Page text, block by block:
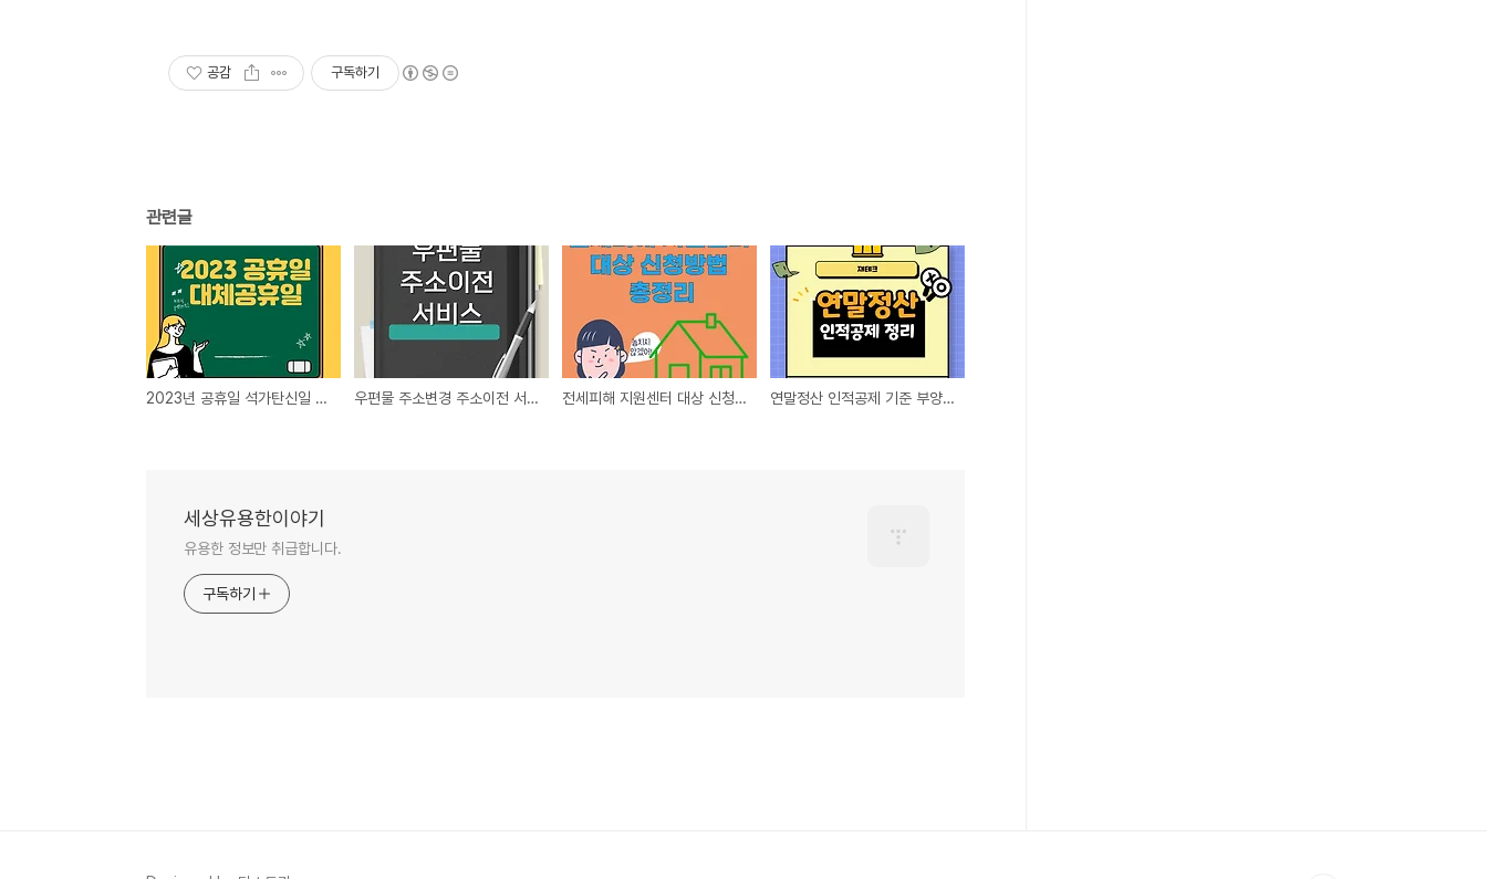
공감 구독하기
관련글
2023년 공휴일 석가탄신일 대체공휴일 정리 우편물 주소변경 주소이전 서비스 신청방법 금액 전세피해 지원센터 대상 신청방법 총정리 연말정산 인적공제 기준 부양가족기준
세상유용한이야기
유용한 정보만 취급합니다.
구독하기